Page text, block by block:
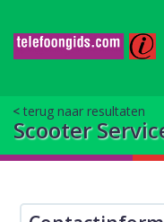
terug naar resultaten
Scooter